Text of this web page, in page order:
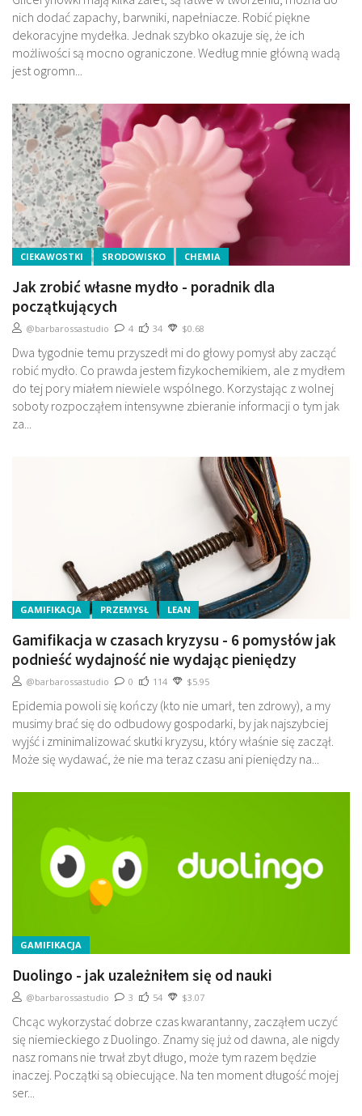
nich dodać zapachy, barwniki, napełniacze. Robić piękne
dekoracyjne mydełka. Jednak szybko okazuje się, że ich
możliwości są mocno ograniczone. Według mnie główną wadą
jest ogromn...
CIEKAWOSTKI SRODOWISKO CHEMIA
Jak zrobić własne mydło - poradnik dla
początkujących
@barbarossastudio 4 34 $0.68
Dwa tygodnie temu przyszedł mi do głowy pomysł aby zacząć
robić mydło. Co prawda jestem fizykochemikiem, ale z mydłem
do tej pory miałem niewiele wspólnego. Korzystając z wolnej
soboty rozpocząłem intensywne zbieranie informacji o tym jak
za...
GAMIFIKACJA PRZEMYSŁ LEAN
Gamifikacja w czasach kryzysu - 6 pomysłów jak
podnieść wydajność nie wydając pieniędzy
@barbarossastudio 0 114 $5.95
Epidemia powoli się kończy (kto nie umarł, ten zdrowy), a my
musimy brać się do odbudowy gospodarki, by jak najszybciej
wyjść i zminimalizować skutki kryzysu, który właśnie się zaczął.
Może się wydawać, że nie ma teraz czasu ani pieniędzy na...
GAMIFIKACJA
Duolingo - jak uzależniłem się od nauki
@barbarossastudio 3 54 $3.07
Chcąc wykorzystać dobrze czas kwarantanny, zacząłem uczyć
się niemieckiego z Duolingo. Znamy się już od dawna, ale nigdy
nasz romans nie trwał zbyt długo, może tym razem będzie
inaczej. Początki są obiecujące. Na ten moment długość mojej
ser...